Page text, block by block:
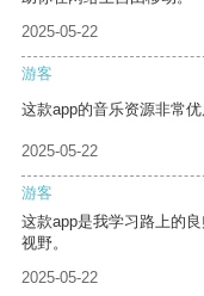
2025-05-22
游客
这款app的音乐资源非常
2025-05-22
游客
这款app是我学习路上的
视野。
2025-05-22